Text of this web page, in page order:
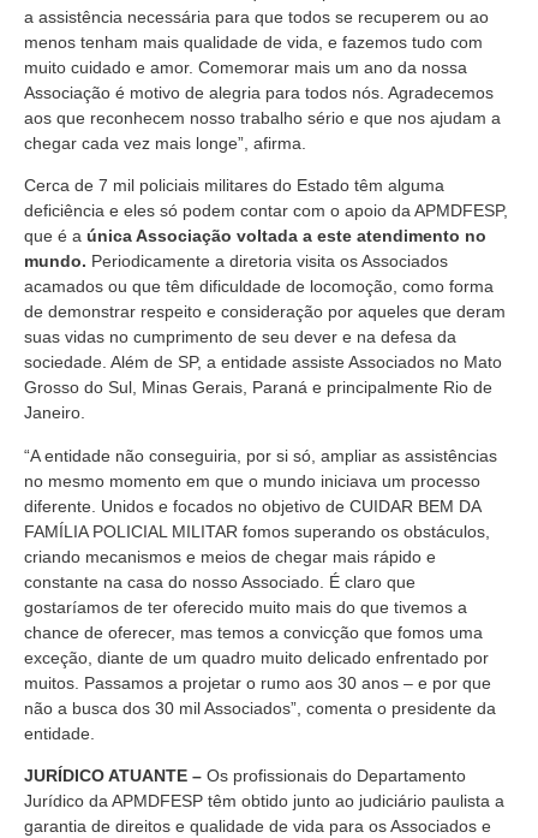
a assistência necessária para que todos se recuperem ou ao
menos tenham mais qualidade de vida, e fazemos tudo com
muito cuidado e amor. Comemorar mais um ano da nossa
Associação é motivo de alegria para todos nós. Agradecemos
aos que reconhecem nosso trabalho sério e que nos ajudam a
chegar cada vez mais longe”, afirma.
Cerca de 7 mil policiais militares do Estado têm alguma
deficiência e eles só podem contar com o apoio da APMDFESP,
que é a única Associação voltada a este atendimento no
mundo. Periodicamente a diretoria visita os Associados
acamados ou que têm dificuldade de locomoção, como forma
de demonstrar respeito e consideração por aqueles que deram
suas vidas no cumprimento de seu dever e na defesa da
sociedade. Além de SP, a entidade assiste Associados no Mato
Grosso do Sul, Minas Gerais, Paraná e principalmente Rio de
Janeiro.
“A entidade não conseguiria, por si só, ampliar as assistências
no mesmo momento em que o mundo iniciava um processo
diferente. Unidos e focados no objetivo de CUIDAR BEM DA
FAMÍLIA POLICIAL MILITAR fomos superando os obstáculos,
criando mecanismos e meios de chegar mais rápido e
constante na casa do nosso Associado. É claro que
gostaríamos de ter oferecido muito mais do que tivemos a
chance de oferecer, mas temos a convicção que fomos uma
exceção, diante de um quadro muito delicado enfrentado por
muitos. Passamos a projetar o rumo aos 30 anos – e por que
não a busca dos 30 mil Associados”, comenta o presidente da
entidade.
JURÍDICO ATUANTE – Os profissionais do Departamento
Jurídico da APMDFESP têm obtido junto ao judiciário paulista a
garantia de direitos e qualidade de vida para os Associados e